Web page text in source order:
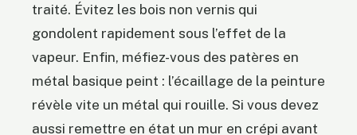
traité. Évitez les bois non vernis qui
gondolent rapidement sous l’effet de la
vapeur. Enfin, méfiez-vous des patères en
métal basique peint : l’écaillage de la peinture
révèle vite un métal qui rouille. Si vous devez
aussi remettre en état un mur en crépi avant